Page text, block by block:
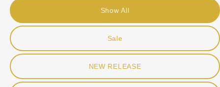
Show All
Sale
NEW RELEASE